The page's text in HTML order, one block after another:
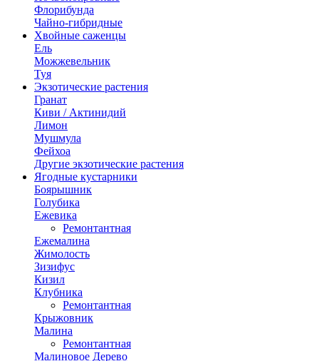
Флорибунда
Чайно-гибридные
Хвойные саженцы
Ель
Можжевельник
Туя
Экзотические растения
Гранат
Киви / Актинидий
Лимон
Мушмула
Фейхоа
Другие экзотические растения
Ягодные кустарники
Боярышник
Голубика
Ежевика
Ремонтантная
Ежемалина
Жимолость
Зизифус
Кизил
Клубника
Ремонтантная
Крыжовник
Малина
Ремонтантная
Малиновое Дерево